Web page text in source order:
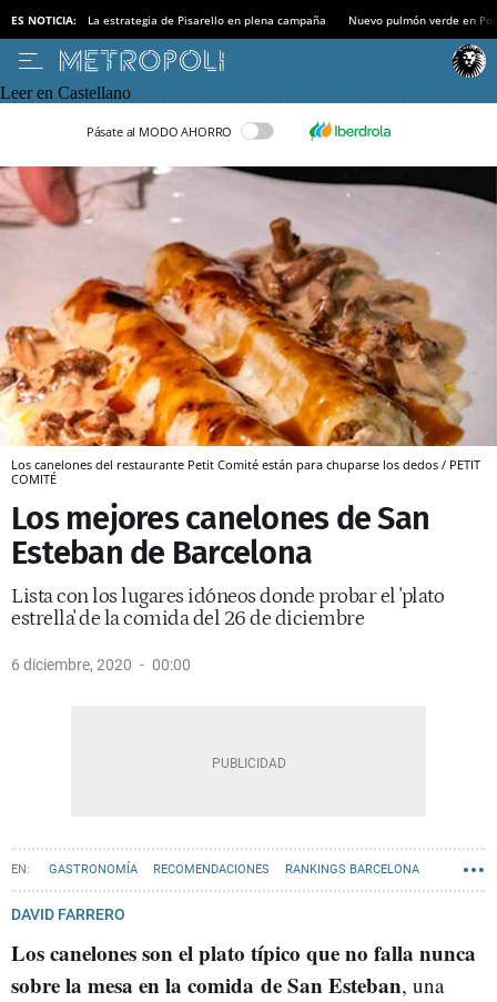
ES NOTICIA: La estrategia de Pisarello en plena campaña Nuevo pulmón verde en
Leer en Castellano
Pásate al MODO AHORRO
Los canelones del restaurante Petit Comité están para chuparse los dedos / PETIT
COMITÉ
Los mejores canelones de San
Esteban de Barcelona
Lista con los lugares idóneos donde probar el 'plato
estrella' de la comida del 26 de diciembre
6 diciembre, 2020 00:00
GASTRONOMÍA RECOMENDACIONES RANKINGS BARCELONA
DAVID FARRERO
Los canelones son el plato típico que no falla nunca
sobre la mesa en la comida de San Esteban, una